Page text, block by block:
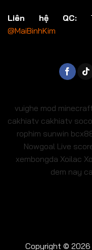
Liên hệ QC:
@MaiBinhKim
vuighe mod
cakhiatv cakhiatv
rophim sunwin
Nowgoal Live
xembongda Xoilac
dem nay
Copyright © 2026